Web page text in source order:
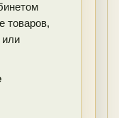
товаров,
или